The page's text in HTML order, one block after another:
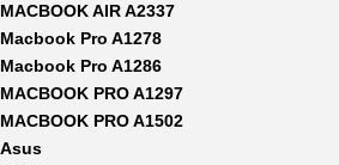
MACBOOK AIR A2337
Macbook Pro A1278
Macbook Pro A1286
MACBOOK PRO A1297
MACBOOK PRO A1502
Asus